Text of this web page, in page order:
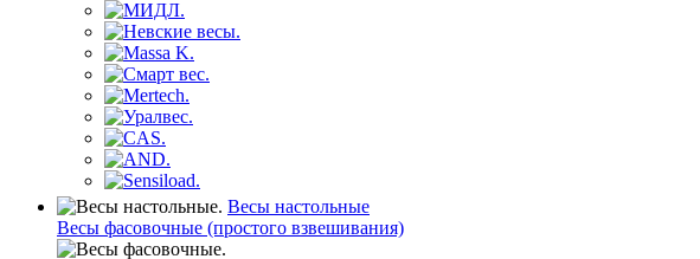
Весы настольные
Весы фасовочные (простого взвешивания)